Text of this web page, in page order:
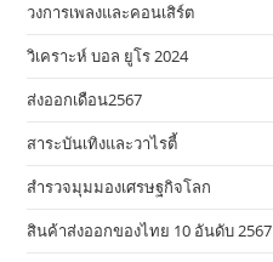
วงการเพลงและคอนเสิร์ต
วิเคราะห์ บอล ยูโร 2024
ส่งออกเดือน2567
สาระบันเทิงและวาไรตี้
สำรวจมุมมองเศรษฐกิจโลก
สินค้าส่งออกของไทย 10 อันดับ 2567